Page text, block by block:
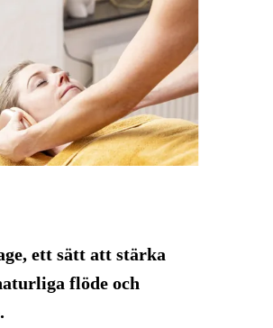
ett sätt att stärka
flöde och